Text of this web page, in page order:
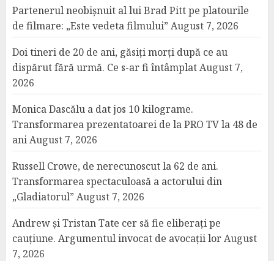
Partenerul neobișnuit al lui Brad Pitt pe platourile
de filmare: „Este vedeta filmului” August 7, 2026
Doi tineri de 20 de ani, găsiți morți după ce au
dispărut fără urmă. Ce s-ar fi întâmplatAugust 7,
2026
Monica Dascălu a dat jos 10 kilograme.
Transformarea prezentatoarei de la PRO TV la 48 de
aniAugust 7, 2026
Russell Crowe, de nerecunoscut la 62 de ani.
Transformarea spectaculoasă a actorului din
„Gladiatorul” August 7, 2026
Andrew și Tristan Tate cer să fie eliberați pe
cauțiune. Argumentul invocat de avocații lorAugust
7, 2026